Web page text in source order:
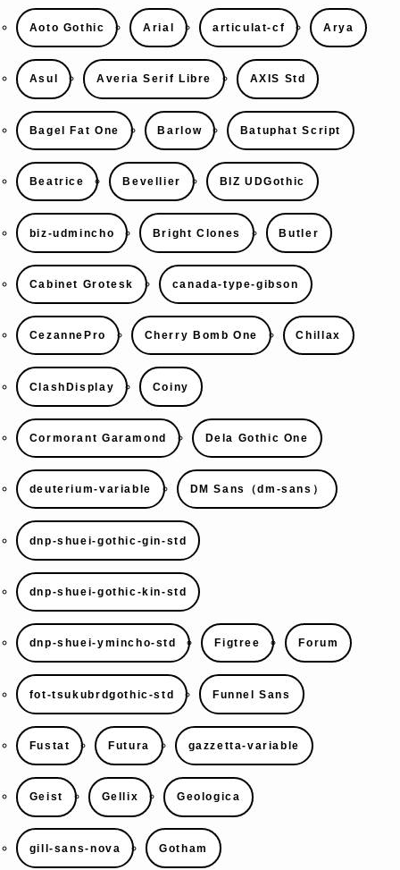
Aoto Gothic Arial articulat-cf Arya
Asul Averia Serif Libre AXIS Std
Bagel Fat One Barlow Batuphat Script
Beatrice Bevellier BIZ UDGothic
biz-udmincho Bright Clones Butler
Cabinet Grotesk canada-type-gibson
CezannePro Cherry Bomb One Chillax
ClashDisplay Coiny
Cormorant Garamond Dela Gothic One
deuterium-variable DM Sans（dm-sans）
dnp-shuei-gothic-gin-std
dnp-shuei-gothic-kin-std
dnp-shuei-ymincho-std Figtree Forum
fot-tsukubrdgothic-std Funnel Sans
Fustat Futura gazzetta-variable
Geist Gellix Geologica
gill-sans-nova Gotham